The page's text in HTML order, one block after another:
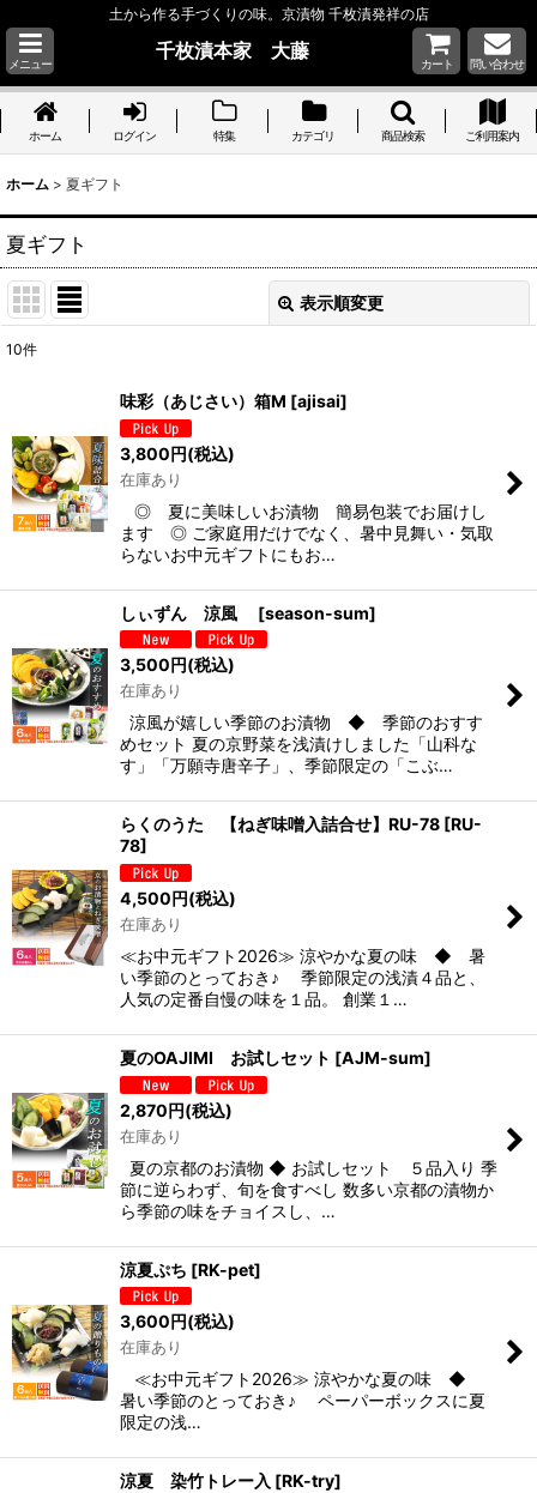
土から作る手づくりの味。京漬物 千枚漬発祥の店
メニュー
千枚漬本家 大藤
カート 問い合わせ
ホーム ログイン 特集 カテゴリ 商品検索 ご利用案内
ホーム > 夏ギフト
夏ギフト
表示順変更
並び順:
絞り込む
10件
味彩（あじさい）箱M [ajisai]
3,800円(税込)
在庫あり
◎ 夏に美味しいお漬物 簡易包装でお届けし
ます ◎ ご家庭用だけでなく、暑中見舞い・気取
らないお中元ギフトにもお…
しぃずん 涼風 [season-sum]
3,500円(税込)
在庫あり
涼風が嬉しい季節のお漬物 ◆ 季節のおすす
めセット 夏の京野菜を浅漬けしました「山科な
す」「万願寺唐辛子」、季節限定の「こぶ…
らくのうた 【ねぎ味噌入詰合せ】RU-78 [RU-
78]
4,500円(税込)
在庫あり
≪お中元ギフト2026≫ 涼やかな夏の味 ◆ 暑
い季節のとっておき♪ 季節限定の浅漬４品と、
人気の定番自慢の味を１品。 創業１…
夏のOAJIMI お試しセット [AJM-sum]
2,870円(税込)
在庫あり
夏の京都のお漬物 ◆ お試しセット ５品入り 季
節に逆らわず、旬を食すべし 数多い京都の漬物か
ら季節の味をチョイスし、…
涼夏ぷち [RK-pet]
3,600円(税込)
在庫あり
≪お中元ギフト2026≫ 涼やかな夏の味 ◆
暑い季節のとっておき♪ ペーパーボックスに夏
限定の浅…
涼夏 染竹トレー入 [RK-try]